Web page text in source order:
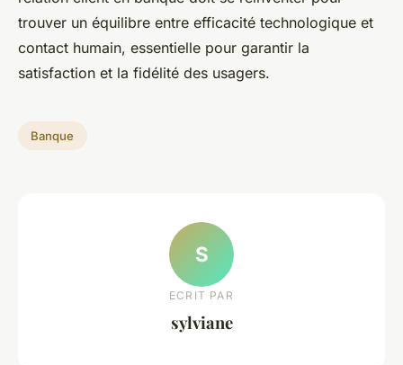
trouver un équilibre entre efficacité technologique et
contact humain, essentielle pour garantir la
satisfaction et la fidélité des usagers.
Banque
S
ECRIT PAR
sylviane